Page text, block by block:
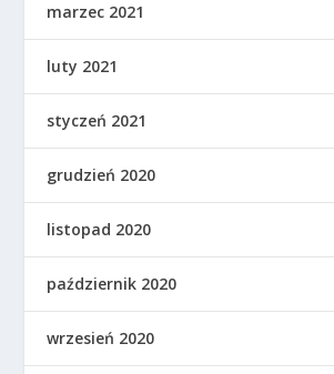
marzec 2021
luty 2021
styczeń 2021
grudzień 2020
listopad 2020
październik 2020
wrzesień 2020